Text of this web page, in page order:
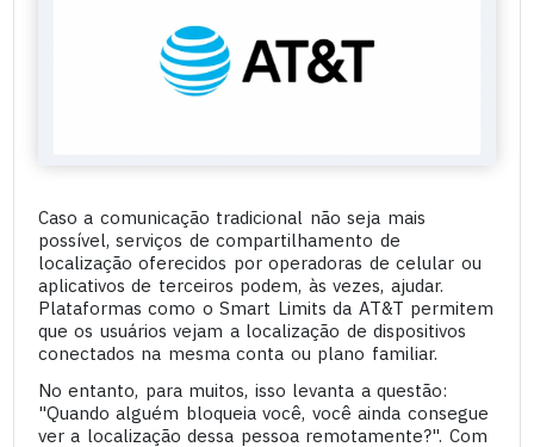
Caso a comunicação tradicional não seja mais
possível, serviços de compartilhamento de
localização oferecidos por operadoras de celular ou
aplicativos de terceiros podem, às vezes, ajudar.
Plataformas como o Smart Limits da AT&T permitem
que os usuários vejam a localização de dispositivos
conectados na mesma conta ou plano familiar.
No entanto, para muitos, isso levanta a questão:
"Quando alguém bloqueia você, você ainda consegue
ver a localização dessa pessoa remotamente?". Com